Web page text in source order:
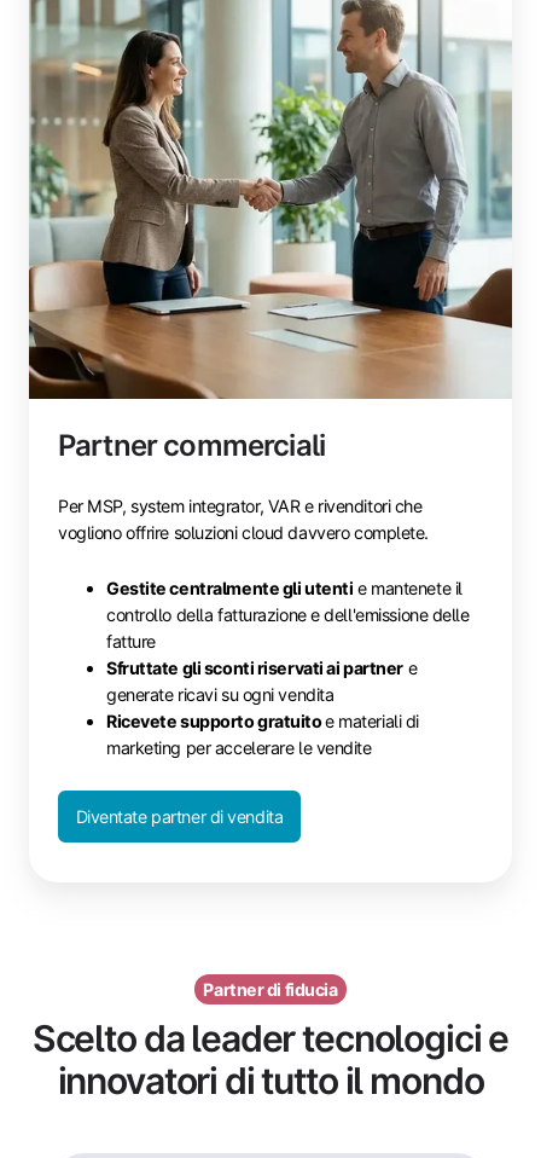
Partner commerciali
Per MSP, system integrator, VAR e rivenditori che
vogliono offrire soluzioni cloud davvero complete.
Gestite centralmente gli utenti e mantenete il
controllo della fatturazione e dell'emissione delle
fatture
Sfruttate gli sconti riservati ai partnere
generate ricavi su ogni vendita
Ricevete supporto gratuitoe materiali di
marketing per accelerare le vendite
Diventate partner di vendita
Partner di fiducia
Scelto da leader tecnologici e
innovatori di tutto il mondo